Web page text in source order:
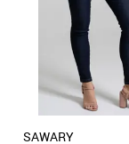
SAWARY